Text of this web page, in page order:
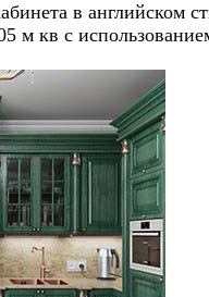
в английском
м кв с